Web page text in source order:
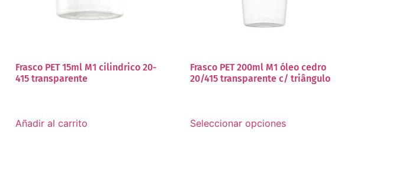
Frasco PET 15ml M1 cilindrico 20-
415 transparente
Añadir al carrito
Frasco PET 200ml M1 óleo cedro
20/415 transparente c/ triângulo
Seleccionar opciones